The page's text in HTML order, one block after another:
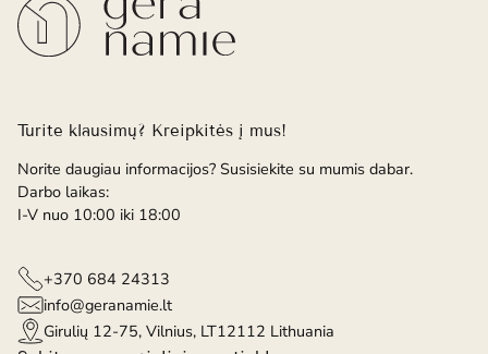
Turite klausimų? Kreipkitės į mus!
Norite daugiau informacijos? Susisiekite su mumis dabar.
Darbo laikas:
I-V nuo 10:00 iki 18:00
+370 684 24313
info@geranamie.lt
Girulių 12-75, Vilnius, LT12112 Lithuania